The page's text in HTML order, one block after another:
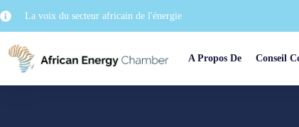
La voix du secteur africain de l'énergie
A Propos De Conseil